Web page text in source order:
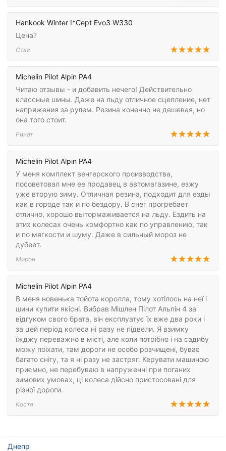
Hankook Winter I*Cept Evo3 W330
Цена?
Стас
Michelin Pilot Alpin PA4
Читаю отзывы - и добавить нечего! Действительно
классные шины. Даже на льду отличное сцепление, нет
напряжения за рулем. Резина конечно не дешевая, но
она того стоит.
Ринат
Michelin Pilot Alpin PA4
У меня комплект венгерского производства,
посоветовал мне ее продавец в автомагазине, езжу
уже вторую зиму. Отличная резина, подходит для езды
как в городе так и по бездору. В снег прогребает
отлично, хорошо вытормаживается на льду. Ездить на
этих колесах очень комфортно как по управлению, так
и по мягкости и шуму. Даже в сильный мороз не
дубеет.
Мирон
Michelin Pilot Alpin PA4
В меня новенька тойота королла, тому хотілось на неї і
шини купити якісні. Вибрав Мішлен Пілот Альпін 4 за
відгуком свого брата, він експлуатує їх вже два роки і
за цей період колеса ні разу не підвели. Я взимку
їжджу переважно в місті, але коли потрібно і на садибу
можу поїхати, там дороги не особо розчищені, буває
багато снігу, та я ні разу не застряг. Керувати машиною
приємно, не перебуваю в напруженні при поганих
зимових умовах, ці колеса дійсно пристосовані для
різної дороги.
Костя
Днепр